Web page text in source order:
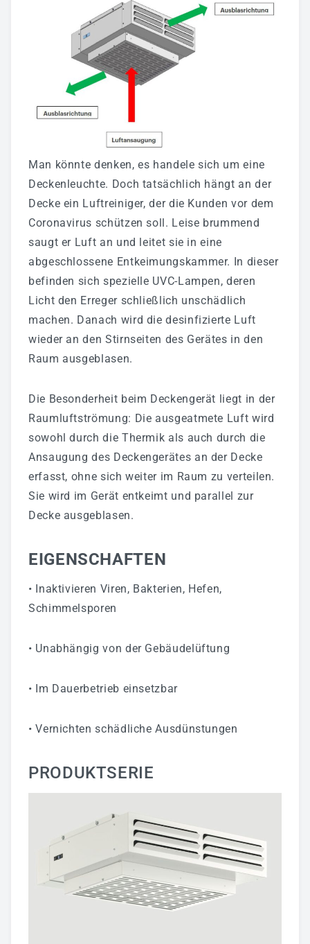
Man könnte denken, es handele sich um eine
Deckenleuchte. Doch tatsächlich hängt an der
Decke ein Luftreiniger, der die Kunden vor dem
Coronavirus schützen soll. Leise brummend
saugt er Luft an und leitet sie in eine
abgeschlossene Entkeimungskammer. In dieser
befinden sich spezielle UVC-Lampen, deren
Licht den Erreger schließlich unschädlich
machen. Danach wird die desinfizierte Luft
wieder an den Stirnseiten des Gerätes in den
Raum ausgeblasen.
Die Besonderheit beim Deckengerät liegt in der
Raumluftströmung: Die ausgeatmete Luft wird
sowohl durch die Thermik als auch durch die
Ansaugung des Deckengerätes an der Decke
erfasst, ohne sich weiter im Raum zu verteilen.
Sie wird im Gerät entkeimt und parallel zur
Decke ausgeblasen.
EIGENSCHAFTEN
• Inaktivieren Viren, Bakterien, Hefen,
Schimmelsporen
• Unabhängig von der Gebäudelüftung
• Im Dauerbetrieb einsetzbar
• Vernichten schädliche Ausdünstungen
PRODUKTSERIE